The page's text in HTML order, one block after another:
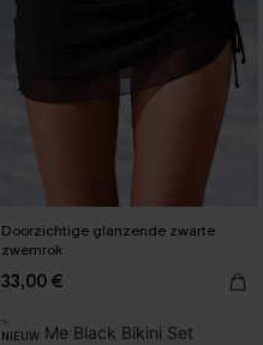
Doorzichtige glanzende zwarte
zwemrok
33,00 €
NIEUW